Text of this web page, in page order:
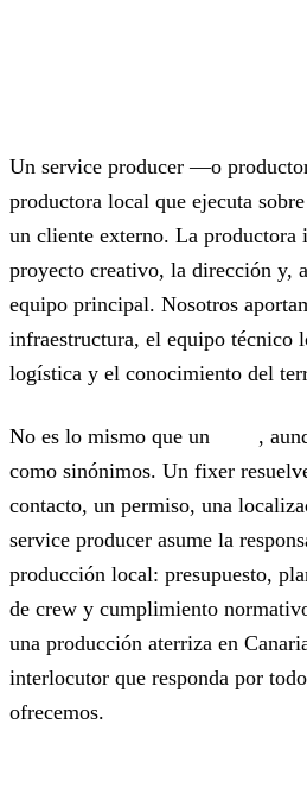
Un service producer —o
productora local que ejecuta
un cliente externo. La productora
proyecto creativo, la dirección y,
equipo principal. Nosotros
infraestructura, el equipo técnico
logística y el conocimiento del
No es lo mismo que un
,
como sinónimos. Un fixer
contacto, un permiso, una
service producer asume la
producción local: presupuesto,
de crew y cumplimiento
una producción aterriza en
interlocutor que responda por
ofrecemos.